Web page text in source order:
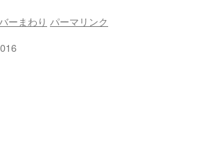
ーまわり パーマリンク